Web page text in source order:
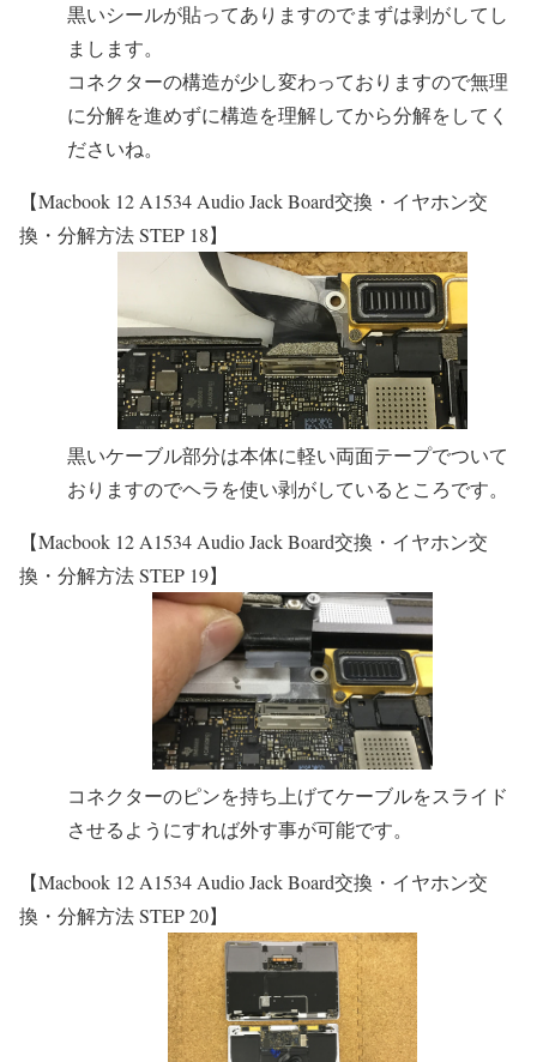
黒いシールが貼ってありますのでまずは剥がしてし
まします。
コネクターの構造が少し変わっておりますので無理
に分解を進めずに構造を理解してから分解をしてく
ださいね。
【Macbook 12 A1534 Audio Jack Board交換・イヤホン交
換・分解方法 STEP 18】
黒いケーブル部分は本体に軽い両面テープでついて
おりますのでヘラを使い剥がしているところです。
【Macbook 12 A1534 Audio Jack Board交換・イヤホン交
換・分解方法 STEP 19】
コネクターのピンを持ち上げてケーブルをスライド
させるようにすれば外す事が可能です。
【Macbook 12 A1534 Audio Jack Board交換・イヤホン交
換・分解方法 STEP 20】